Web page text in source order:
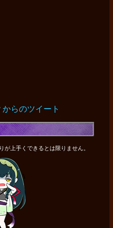
らのツイート
上手くできるとは限りません。